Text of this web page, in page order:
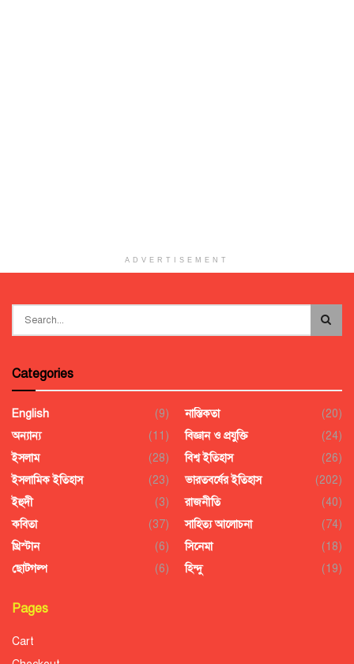
ADVERTISEMENT
Categories
English
(9)
অন্যান্য
(11)
ইসলাম
(28)
ইসলামিক ইতিহাস
(23)
ইহুদী
(3)
কবিতা
(37)
খ্রিস্টান
(6)
ছোটগল্প
(6)
নাস্তিকতা
(20)
বিজ্ঞান ও প্রযুক্তি
(24)
বিশ্ব ইতিহাস
(26)
ভারতবর্ষের ইতিহাস
(202)
রাজনীতি
(40)
সাহিত্য আলোচনা
(74)
সিনেমা
(18)
হিন্দু
(19)
Pages
Cart